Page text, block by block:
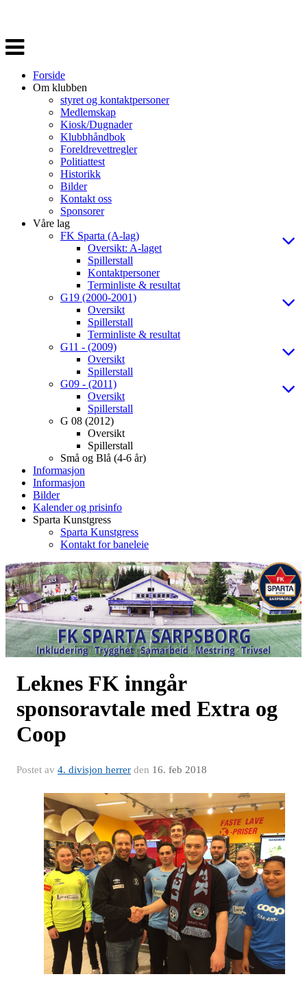
Veksle
navigasjon
Forside
Om klubben
styret og kontaktpersoner
Medlemskap
Kiosk/Dugnader
Klubbhåndbok
Foreldrevettregler
Politiattest
Historikk
Bilder
Kontakt oss
Sponsorer
Våre lag
FK Sparta (A-lag)
Oversikt: A-laget
Spillerstall
Kontaktpersoner
Terminliste & resultat
G19 (2000-2001)
Oversikt
Spillerstall
Terminliste & resultat
G11 - (2009)
Oversikt
Spillerstall
G09 - (2011)
Oversikt
Spillerstall
G 08 (2012)
Oversikt
Spillerstall
Små og Blå (4-6 år)
Informasjon
Informasjon
Bilder
Kalender og prisinfo
Sparta Kunstgress
Sparta Kunstgress
Kontakt for baneleie
Leknes FK inngår
sponsoravtale med Extra og
Coop
Postet av 4. divisjon herrer den 16. feb 2018